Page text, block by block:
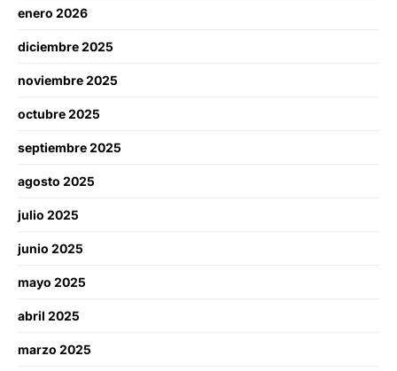
enero 2026
diciembre 2025
noviembre 2025
octubre 2025
septiembre 2025
agosto 2025
julio 2025
junio 2025
mayo 2025
abril 2025
marzo 2025